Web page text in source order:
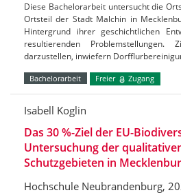
Diese Bachelorarbeit untersucht die
Ortsteil der Stadt Malchin in
Hintergrund ihrer geschichtlichen
resultierenden
darzustellen, inwiefern
Bachelorarbeit Freier Zugang
Isabell Koglin
Das 30 %-Ziel der EU-
Untersuchung der
Schutzgebieten in
Hochschule Neubrandenburg,